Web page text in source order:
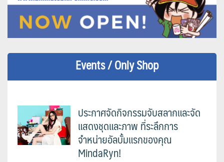
Events / Only Shop
ประกาศจัดกิจกรรมจับสลากและจัด
แสดงชุดและภาพ ที่ระลึกการ
จำหน่ายอัลบั้มแรกของคุณ
MindaRyn!